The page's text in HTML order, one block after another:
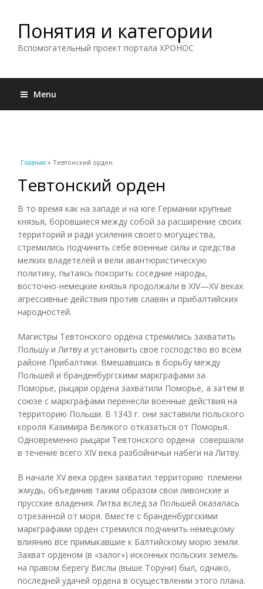
Понятия и категории
Вспомогательный проект портала ХРОНОС
Menu
Вы здесь
Главная » Тевтонский орден
Тевтонский орден
В то время как на западе и на юге Германии крупные
князья, боровшиеся между собой за расширение своих
территорий и ради усиления своего могущества,
стремились подчинить себе военные силы и средства
мелких владетелей и вели авантюристическую
политику, пытаясь покорить соседние народы,
восточно-немецкие князья продолжали в XIV—XV веках
агрессивные действия против славян и прибалтийских
народностей.
Магистры Тевтонского ордена стремились захватить
Польшу и Литву и установить своё господство во всём
районе Прибалтики. Вмешавшись в борьбу между
Польшей и бранденбургскими маркграфами за
Поморье, рыцари ордена захватили Поморье, а затем в
союзе с маркграфами перенесли военные действия на
территорию Польши. В 1343 г. они заставили польского
короля Казимира Великого отказаться от Поморья.
Одновременно рыцари Тевтонского ордена совершали
в течение всего XIV века разбойничьи набеги на Литву.
В начале XV века орден захватил территорию племени
жмудь, объединив таким образом свои ливонские и
прусские владения. Литва вслед за Польшей оказалась
отрезанной от моря. Вместе с бранденбургскими
маркграфами орден стремился подчинить немецкому
влиянию все примыкавшие к Балтийскому морю земли.
Захват орденом (в «залог») исконных польских земель
на правом берегу Вислы (выше Торуни) был, однако,
последней удачей ордена в осуществлении этого плана.